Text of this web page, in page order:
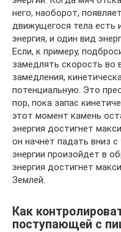
него, наоборот,
движущегося тела есть
энергия, и один вид
Если, к примеру,
замедлять скорость во
замедления,
потенциальную. Это
пор, пока запас
этот момент камень
энергия достигнет
он начнет падать вниз
энергии произойдет в
энергия достигнет
Землей.
Как
поступающей с